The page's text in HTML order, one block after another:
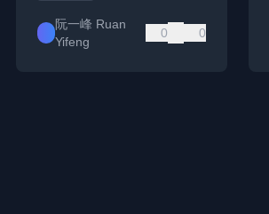
阮一峰 Ruan
Yifeng
0 0